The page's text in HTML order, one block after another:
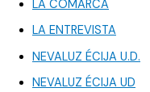
LA COMARCA
LA ENTREVISTA
NEVALUZ ÉCIJA U.D.
NEVALUZ ÉCIJA UD